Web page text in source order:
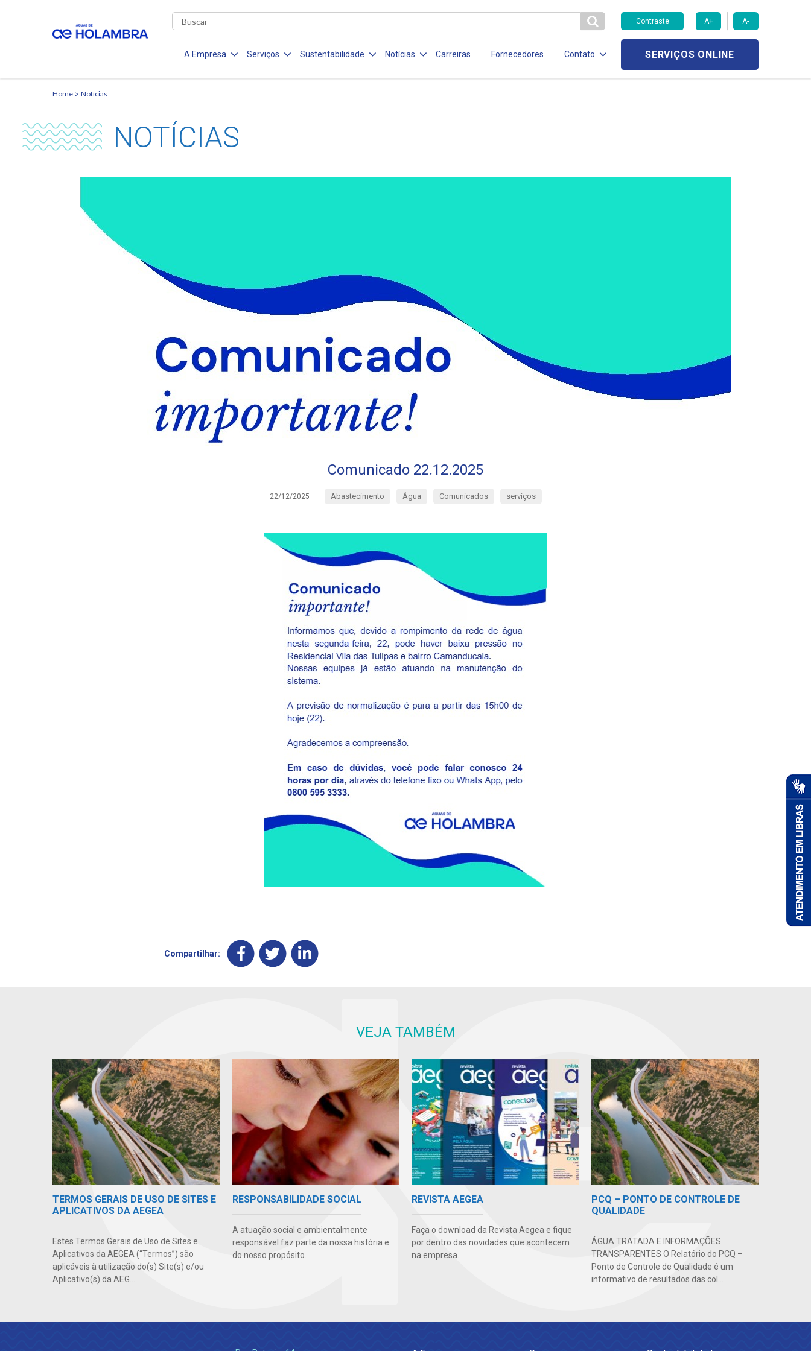
Contraste A+ A-
A Empresa Serviços Sustentabilidade Notícias Carreiras Fornecedores Contato SERVIÇOS ONLINE
Home Notícias
NOTÍCIAS
Comunicado 22.12.2025
22/12/2025 Abastecimento Água Comunicados serviços
Compartilhar:
VEJA TAMBÉM
TERMOS GERAIS DE USO DE SITES E
APLICATIVOS DA AEGEA
Estes Termos Gerais de Uso de Sites e
Aplicativos da AEGEA (“Termos”) são
aplicáveis à utilização do(s) Site(s) e/ou
Aplicativo(s) da AEG...
RESPONSABILIDADE SOCIAL
A atuação social e ambientalmente
responsável faz parte da nossa história e
do nosso propósito.
REVISTA AEGEA
Faça o download da Revista Aegea e fique
por dentro das novidades que acontecem
na empresa.
PCQ – PONTO DE CONTROLE DE
QUALIDADE
ÁGUA TRATADA E INFORMAÇÕES
TRANSPARENTES O Relatório do PCQ –
Ponto de Controle de Qualidade é um
informativo de resultados das col...